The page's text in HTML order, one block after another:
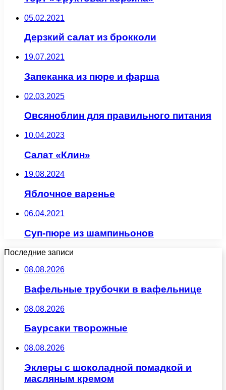
05.02.2021
Дерзкий салат из брокколи
19.07.2021
Запеканка из пюре и фарша
02.03.2025
Овсяноблин для правильного питания
10.04.2023
Салат «Клин»
19.08.2024
Яблочное варенье
06.04.2021
Суп-пюре из шампиньонов
Последние записи
08.08.2026
Вафельные трубочки в вафельнице
08.08.2026
Баурсаки творожные
08.08.2026
Эклеры с шоколадной помадкой и
масляным кремом